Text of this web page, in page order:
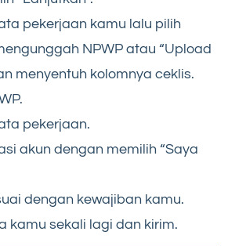
pekerjaan kamu lalu pilih
NPWP atau “Upload
menyentuh kolomnya ceklis.
pekerjaan.
akun dengan memilih “Saya
dengan kewajiban kamu.
kamu sekali lagi dan kirim.